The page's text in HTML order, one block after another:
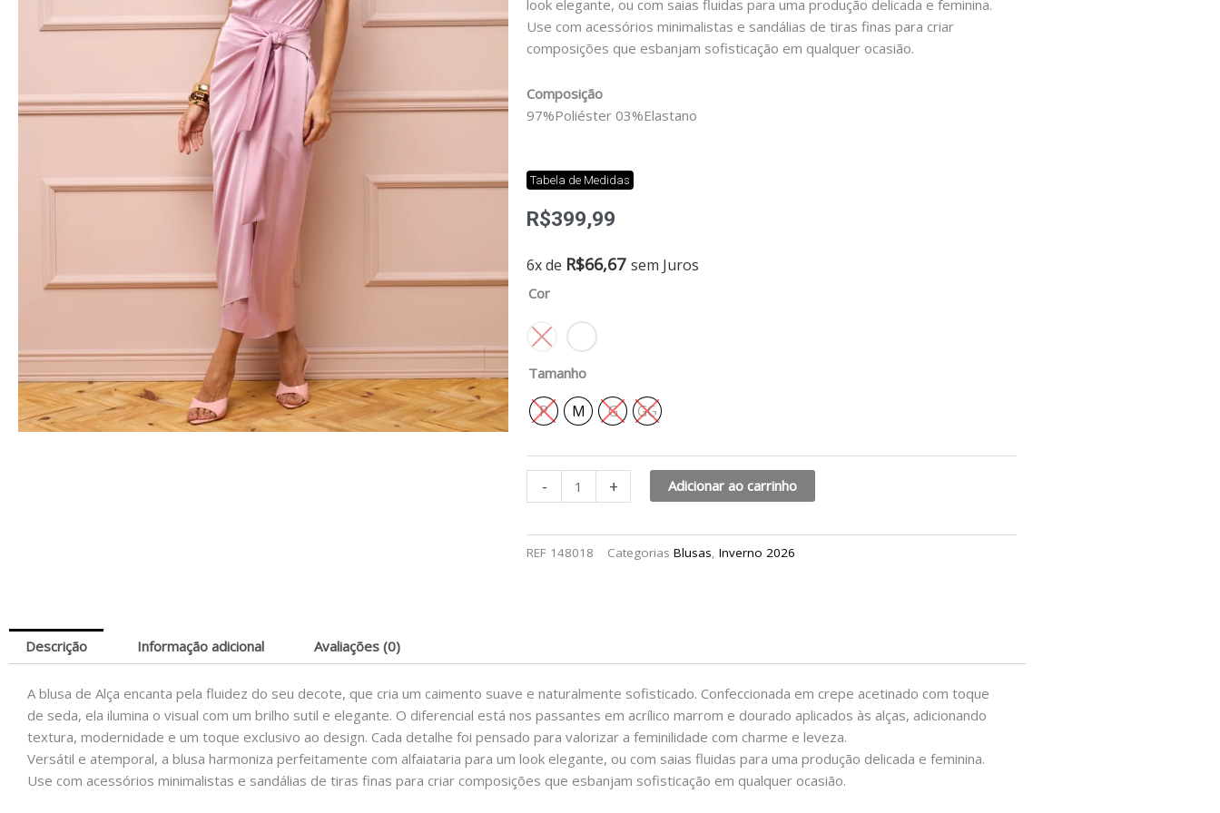
look elegante, ou com saias fluidas para uma produção delicada e feminina.
Use com acessórios minimalistas e sandálias de tiras finas para criar
composições que esbanjam sofisticação em qualquer ocasião.
Composição
97%Poliéster 03%Elastano
Tabela de Medidas
R$399,99
6x de R$66,67 sem Juros
Cor
Tamanho
P M G GG
-
Blusa
lavínea
quantidade
+ Adicionar ao carrinho
REF 148018 Categorias Blusas, Inverno 2026
Descrição Informação adicional Avaliações (0)
A blusa de Alça encanta pela fluidez do seu decote, que cria um caimento suave e naturalmente sofisticado. Confeccionada em crepe acetinado com toque
de seda, ela ilumina o visual com um brilho sutil e elegante. O diferencial está nos passantes em acrílico marrom e dourado aplicados às alças, adicionando
textura, modernidade e um toque exclusivo ao design. Cada detalhe foi pensado para valorizar a feminilidade com charme e leveza.
Versátil e atemporal, a blusa harmoniza perfeitamente com alfaiataria para um look elegante, ou com saias fluidas para uma produção delicada e feminina.
Use com acessórios minimalistas e sandálias de tiras finas para criar composições que esbanjam sofisticação em qualquer ocasião.